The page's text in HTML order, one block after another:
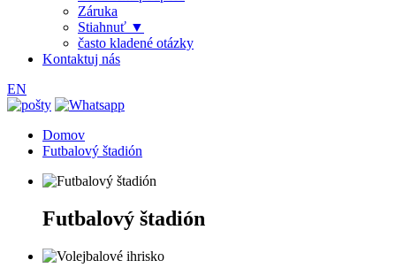
Záruka
Stiahnuť ▼
často kladené otázky
Kontaktuj nás
EN
Domov
Futbalový štadión
Futbalový štadión